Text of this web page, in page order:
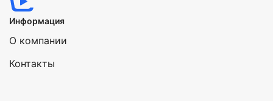
Информация
О компании
Контакты